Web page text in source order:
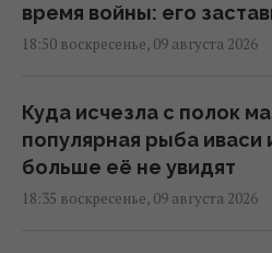
время войны: его
18:50 воскресенье, 09 августа 2026
Куда исчезла с полок
популярная рыба иваси
больше её не увидят
18:35 воскресенье, 09 августа 2026